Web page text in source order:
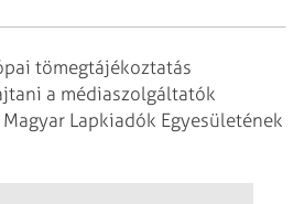
tömegtájékoztatás
a médiaszolgáltatók
Lapkiadók Egyesületének